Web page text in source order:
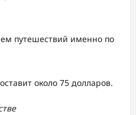
путешествий именно по
около 75 долларов.